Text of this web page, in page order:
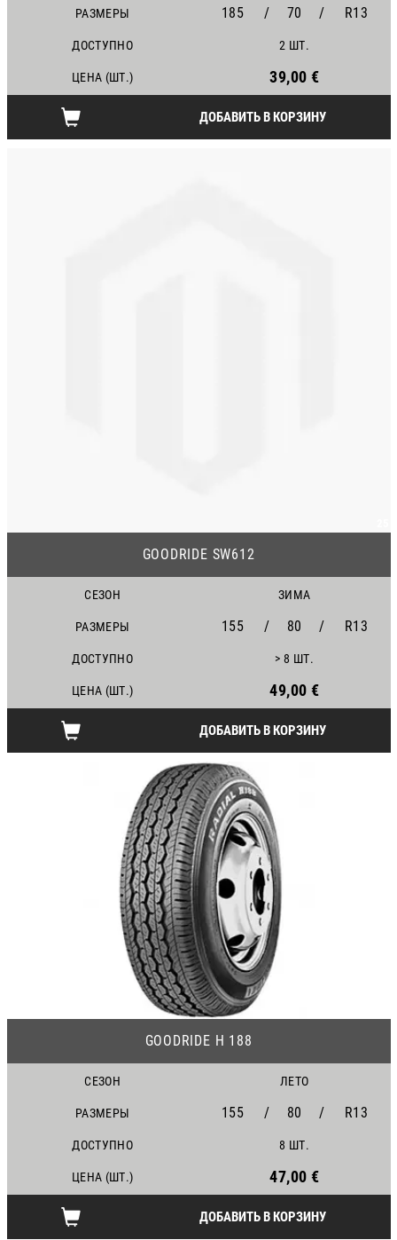
РАЗМЕРЫ 185 / 70 / R13
ДОСТУПНО 2 ШТ.
ЦЕНА (ШТ.) 39,00 €
ДОБАВИТЬ В КОРЗИНУ
GOODRIDE SW612
СЕЗОН ЗИМА
РАЗМЕРЫ 155 / 80 / R13
ДОСТУПНО > 8 ШТ.
ЦЕНА (ШТ.) 49,00 €
ДОБАВИТЬ В КОРЗИНУ
GOODRIDE H 188
СЕЗОН ЛЕТО
РАЗМЕРЫ 155 / 80 / R13
ДОСТУПНО 8 ШТ.
ЦЕНА (ШТ.) 47,00 €
ДОБАВИТЬ В КОРЗИНУ